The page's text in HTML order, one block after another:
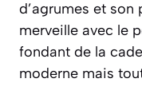
d’agrumes et
merveille avec le
fondant de la
moderne mais